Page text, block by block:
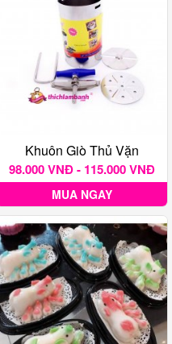
Khuôn Giò Thủ Vặn
98.000 VNĐ - 115.000 VNĐ
MUA NGAY